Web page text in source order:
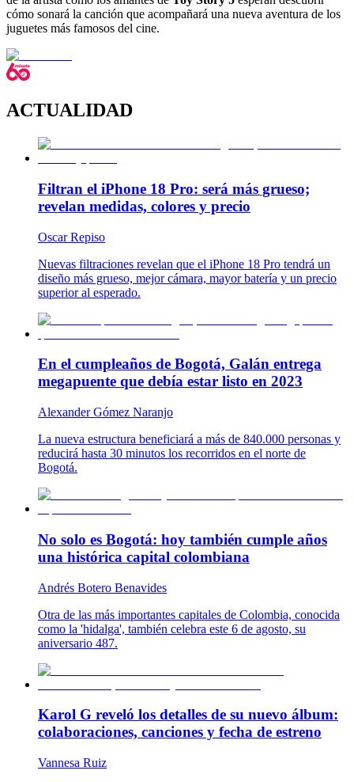
cómo sonará la canción que acompañará una nueva aventura de los
juguetes más famosos del cine.
ACTUALIDAD
Filtran el iPhone 18 Pro: será más grueso;
revelan medidas, colores y precio
Oscar Repiso
Nuevas filtraciones revelan que el iPhone 18 Pro tendrá un
diseño más grueso, mejor cámara, mayor batería y un precio
superior al esperado.
En el cumpleaños de Bogotá, Galán entrega
megapuente que debía estar listo en 2023
Alexander Gómez Naranjo
La nueva estructura beneficiará a más de 840.000 personas y
reducirá hasta 30 minutos los recorridos en el norte de
Bogotá.
No solo es Bogotá: hoy también cumple años
una histórica capital colombiana
Andrés Botero Benavides
Otra de las más importantes capitales de Colombia, conocida
como la 'hidalga', también celebra este 6 de agosto, su
aniversario 487.
Karol G reveló los detalles de su nuevo álbum:
colaboraciones, canciones y fecha de estreno
Vannesa Ruiz